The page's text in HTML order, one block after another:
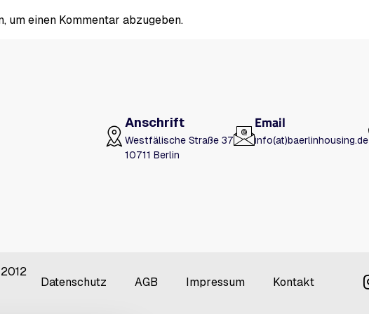
um einen Kommentar abzugeben.
Anschrift
Westfälische Straße 37
10711 Berlin
Email
info(at)baerlinhousing.de
Datenschutz AGB Impressum Kontakt